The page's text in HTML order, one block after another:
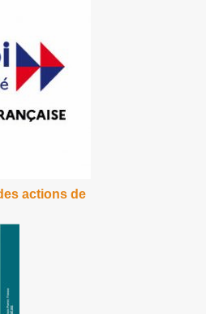
actions de